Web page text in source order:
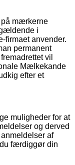
på mærkerne
i
firmaet anvender.
permanent
vil
Mælkekande
efter et
muligheder for at
og derved
af
færdiggør din